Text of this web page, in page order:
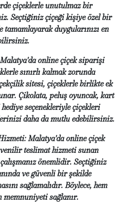
çiçeklerle unutulmaz bir
Seçtiğiniz çiçeği kişiye özel bir
tamamlayarak duygularınızı en
online çiçek siparişi
sınırlı kalmak zorunda
sitesi, çiçeklerle birlikte ek
Çikolata, peluş oyuncak, kart
seçenekleriyle çiçekleri
daha da mutlu edebilirsiniz.
Malatya'da online çiçek
teslimat hizmeti sunan
önemlidir. Seçtiğiniz
ve güvenli bir şekilde
sağlamalıdır. Böylece, hem
memnuniyeti sağlanır.